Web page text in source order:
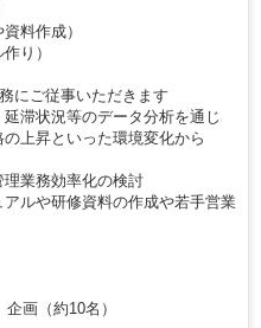
料作成）
り）
にご従事いただきます
滞状況等のデータ分析を通じ
上昇といった環境変化から
理業務効率化の検討
ルや研修資料の作成や若手営業
画（約10名）